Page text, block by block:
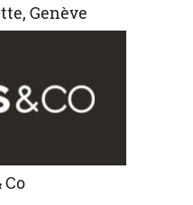
Genève
Co